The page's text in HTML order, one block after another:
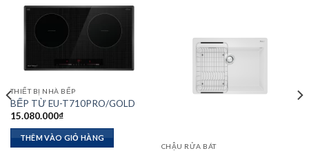
THIẾT BỊ NHÀ BẾP
BẾP TỪ EU-T710PRO/GOLD
15.080.000₫
THÊM VÀO GIỎ HÀNG
CHẬU RỬA BÁT